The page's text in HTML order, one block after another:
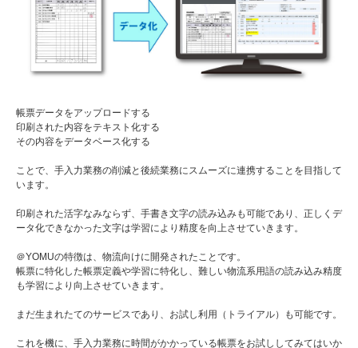
帳票データをアップロードする
印刷された内容をテキスト化する
その内容をデータベース化する
ことで、手入力業務の削減と後続業務にスムーズに連携することを目指して
います。
印刷された活字なみならず、手書き文字の読み込みも可能であり、正しくデ
ータ化できなかった文字は学習により精度を向上させていきます。
＠YOMUの特徴は、物流向けに開発されたことです。
帳票に特化した帳票定義や学習に特化し、難しい物流系用語の読み込み精度
も学習により向上させていきます。
まだ生まれたてのサービスであり、お試し利用（トライアル）も可能です。
これを機に、手入力業務に時間がかかっている帳票をお試ししてみてはいか